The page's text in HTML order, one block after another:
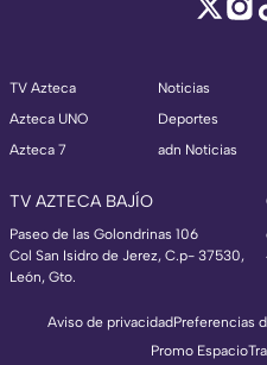
TV Azteca
Azteca UNO
Azteca 7
Noticias
Deportes
adn Noticias
TV AZTECA BAJÍO
Paseo de las Golondrinas 106
Col San Isidro de Jerez, C.p- 37530,
León, Gto.
Aviso de privacidadPreferencias
Promo Espacio